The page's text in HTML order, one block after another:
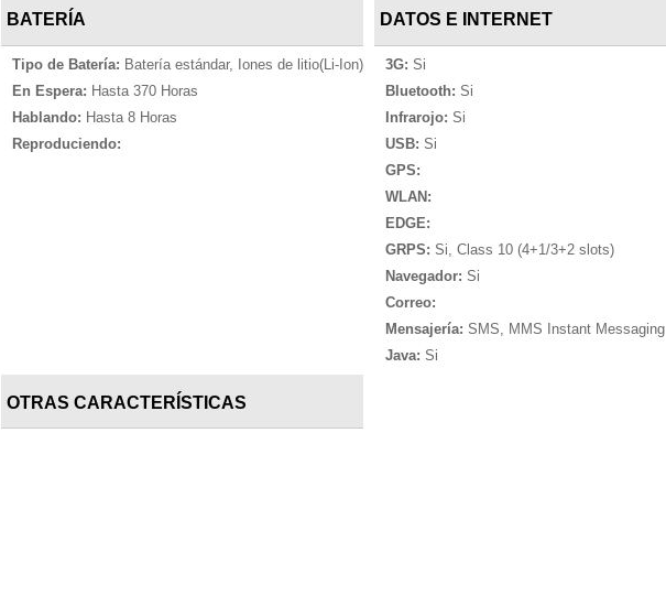
BATERÍA
Tipo de Batería: Batería estándar, Iones de litio(Li-Ion)
En Espera: Hasta 370 Horas
Hablando: Hasta 8 Horas
Reproduciendo:
DATOS E INTERNET
3G: Si
Bluetooth: Si
Infrarojo: Si
USB: Si
GPS:
WLAN:
EDGE:
GRPS: Si, Class 10 (4+1/3+2 slots)
Navegador: Si
Correo:
Mensajería: SMS, MMS Instant Messaging
Java: Si
OTRAS CARACTERÍSTICAS